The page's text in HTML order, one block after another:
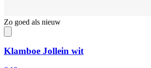
Zo goed als nieuw
Klamboe Jollein wit